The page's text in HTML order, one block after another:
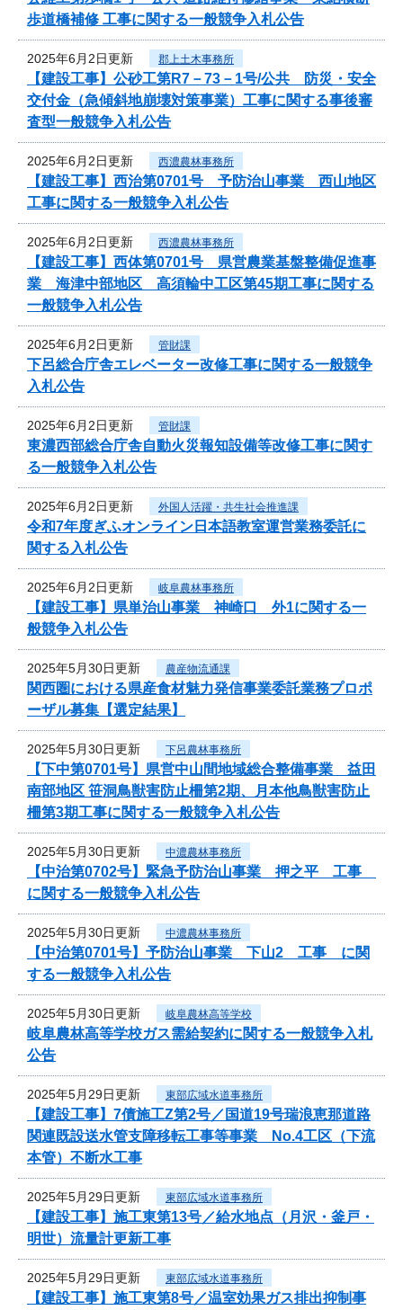
歩道橋補修 工事に関する一般競争入札公告
2025年6月2日更新 郡上土木事務所
【建設工事】公砂工第R7－73－1号/公共 防災・安全
交付金（急傾斜地崩壊対策事業）工事に関する事後審
査型一般競争入札公告
2025年6月2日更新 西濃農林事務所
【建設工事】西治第0701号 予防治山事業 西山地区
工事に関する一般競争入札公告
2025年6月2日更新 西濃農林事務所
【建設工事】西体第0701号 県営農業基盤整備促進事
業 海津中部地区 高須輪中工区第45期工事に関する
一般競争入札公告
2025年6月2日更新 管財課
下呂総合庁舎エレベーター改修工事に関する一般競争
入札公告
2025年6月2日更新 管財課
東濃西部総合庁舎自動火災報知設備等改修工事に関す
る一般競争入札公告
2025年6月2日更新 外国人活躍・共生社会推進課
令和7年度ぎふオンライン日本語教室運営業務委託に
関する入札公告
2025年6月2日更新 岐阜農林事務所
【建設工事】県単治山事業 神崎口 外1に関する一
般競争入札公告
2025年5月30日更新 農産物流通課
関西圏における県産食材魅力発信事業委託業務プロポ
ーザル募集【選定結果】
2025年5月30日更新 下呂農林事務所
【下中第0701号】県営中山間地域総合整備事業 益田
南部地区 笹洞鳥獣害防止柵第2期、月本他鳥獣害防止
柵第3期工事に関する一般競争入札公告
2025年5月30日更新 中濃農林事務所
【中治第0702号】緊急予防治山事業 押之平 工事
に関する一般競争入札公告
2025年5月30日更新 中濃農林事務所
【中治第0701号】予防治山事業 下山2 工事 に関
する一般競争入札公告
2025年5月30日更新 岐阜農林高等学校
岐阜農林高等学校ガス需給契約に関する一般競争入札
公告
2025年5月29日更新 東部広域水道事務所
【建設工事】7債施工Z第2号／国道19号瑞浪恵那道路
関連既設送水管支障移転工事等事業 No.4工区（下流
本管）不断水工事
2025年5月29日更新 東部広域水道事務所
【建設工事】施工東第13号／給水地点（月沢・釜戸・
明世）流量計更新工事
2025年5月29日更新 東部広域水道事務所
【建設工事】施工東第8号／温室効果ガス排出抑制事